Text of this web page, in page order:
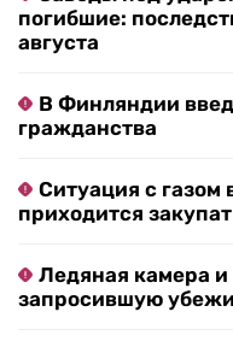
погибшие:
августа
В Финляндии
гражданства
Ситуация с газом
приходится
Ледяная камера
запросившую